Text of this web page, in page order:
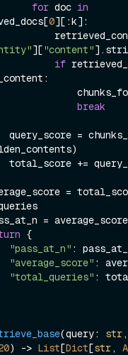
for doc in
0][:k]:
]["content"
if
break
pass_at_n =
{
"pass_at_n" :
"average_score" :
"total_queries" :
(query: str
) -> List[Dict[str,